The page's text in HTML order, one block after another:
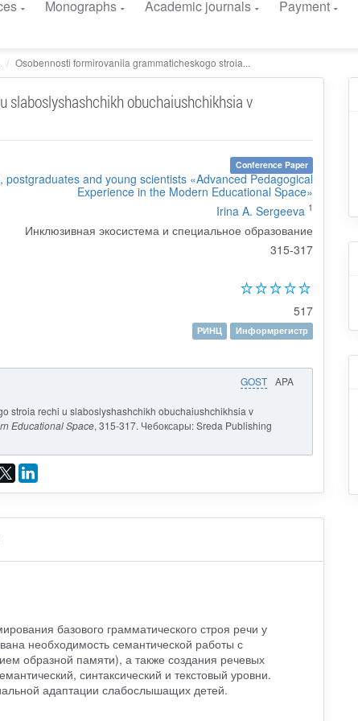
Monographs Academic journals
Payment
Osobennosti formirovaniia grammaticheskogo stroia...
obuchaiushchikhsia v
Conference Paper
and young scientists «Advanced Pedagogical
Experience in the Modern Educational Space»
Irina A. Sergeeva 1
Инклюзивная экосистема и специальное образование
315-317
517
РИНЦ
Информрегистр
GOST APA
stroia rechi u slaboslyshashchikh obuchaiushchikhsia v
Educational Space, 315-317. Чебоксары: Sreda Publishing
базового грамматического строя речи у
необходимость семантической работы с
образной памяти), а также создания речевых
синтаксический и текстовый уровни.
адаптации слабослышащих детей.